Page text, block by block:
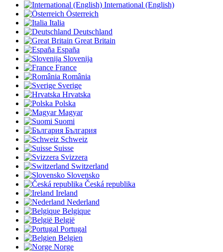
International (English)
Österreich
Italia
Deutschland
Great Britain
España
Slovenija
France
România
Sverige
Hrvatska
Polska
Magyar
Suomi
България
Schweiz
Suisse
Svizzera
Switzerland
Slovensko
Česká republika
Ireland
Nederland
Belgique
België
Portugal
Belgien
Norge